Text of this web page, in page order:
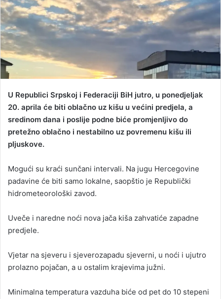
n
e
m
l
U Republici Srpskoj i Federaciji BiH jutro, u ponedjeljak
20. aprila će biti oblačno uz kišu u većini predjela, a
sredinom dana i poslije podne biće promjenljivo do
pretežno oblačno i nestabilno uz povremenu kišu ili
pljuskove.
Mogući su kraći sunčani intervali. Na jugu Hercegovine
padavine će biti samo lokalne, saopštio je Republički
hidrometeorološki zavod.
Uveče i naredne noći nova jača kiša zahvatiće zapadne
predjele.
Vjetar na sjeveru i sjeverozapadu sjeverni, u noći i ujutro
prolazno pojačan, a u ostalim krajevima južni.
Minimalna temperatura vazduha biće od pet do 10 stepeni